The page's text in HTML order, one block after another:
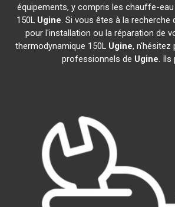
équipements, y compris les chauffe-
150L Ugine. Si vous êtes à la recherche
pour l'installation ou la réparation de
thermodynamique 150L Ugine, n'hésitez
professionnels de Ugine. Ils